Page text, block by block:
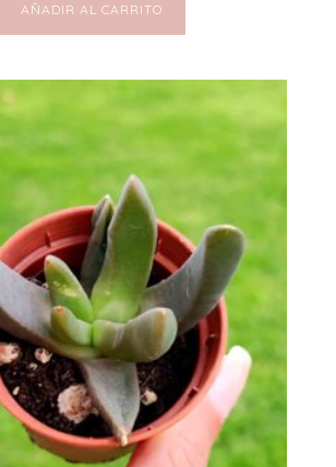
AÑADIR AL CARRITO